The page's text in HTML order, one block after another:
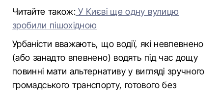
Читайте також: У Києві ще одну вулицю
зробили пішохідною
Урбаністи вважають, що водії, які невпевнено
(або занадто впевнено) водять під час дощу
повинні мати альтернативу у вигляді зручного
громадського транспорту, готового без